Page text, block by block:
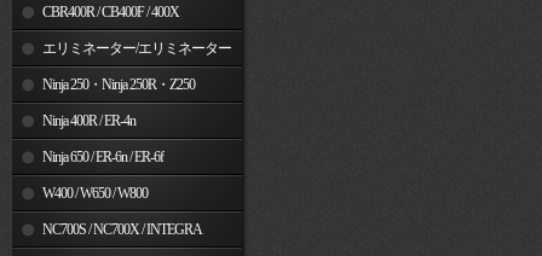
CBR400R / CB400F / 400X
エリミネーター/エリミネーター
SE Ninja 250・Ninja 250R・Z250
Ninja 400R / ER-4n
Ninja 650 / ER-6n / ER-6f
W400 / W650 / W800
NC700S / NC700X / INTEGRA